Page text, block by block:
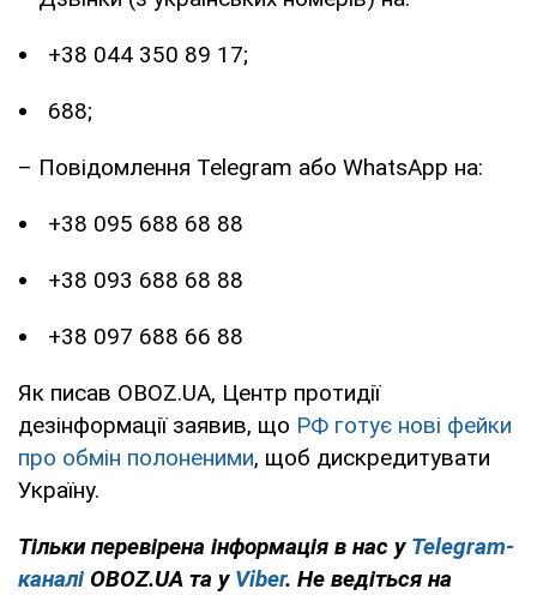
+38 044 350 89 17;
688;
– Повідомлення Telegram або WhatsApp на:
+38 095 688 68 88
+38 093 688 68 88
+38 097 688 66 88
Як писав OBOZ.UA, Центр протидії
дезінформації заявив, що РФ готує нові фейки
про обмін полоненими, щоб дискредитувати
Україну.
Тільки перевірена інформація в нас у Telegram-
каналі OBOZ.UA та у Viber. Не ведіться на